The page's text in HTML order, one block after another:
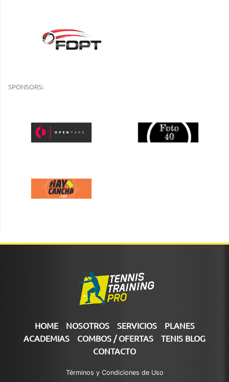
SPONSORS:
HOME NOSOTROS SERVICIOS
PLANES
ACADEMIAS
COMBOS / OFERTAS
TENIS BLOG
CONTACTO
Términos y Condiciones de Uso